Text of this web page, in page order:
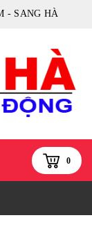
- SANG HÀ
0